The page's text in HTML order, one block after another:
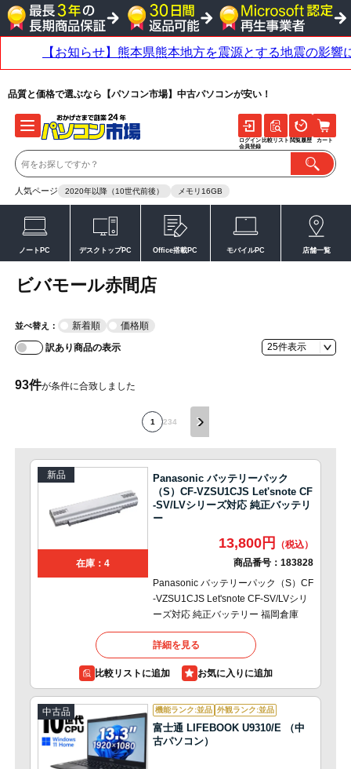
品質と価格で選ぶなら【パソコン市場】中古パソコンが安い！
人気ページ 2020年以降（10世代前後） メモリ16GB
ログイン
会員登録
比較リスト 閲覧履歴 カート
ノートPC デスクトップPC Office搭載PC モバイルPC 店舗一覧
ビバモール赤間店
並べ替え： 新着順
価格順
訳あり商品の表示
93件が条件に合致しました
1 234
新品
在庫：4
Panasonic バッテリーパック
（S）CF-VZSU1CJS Let'snote CF
-SV/LVシリーズ対応 純正バッテリ
ー
13,800円
商品番号： 183828
Panasonic バッテリーパック（S）CF
-VZSU1CJS Let'snote CF-SV/LVシリ
ーズ対応 純正バッテリー 福岡倉庫
詳細を見る
比較リストに追加
中古品 機能ランク:並品 外観ランク:並品
富士通 LIFEBOOK U9310/E （中
古パソコン）